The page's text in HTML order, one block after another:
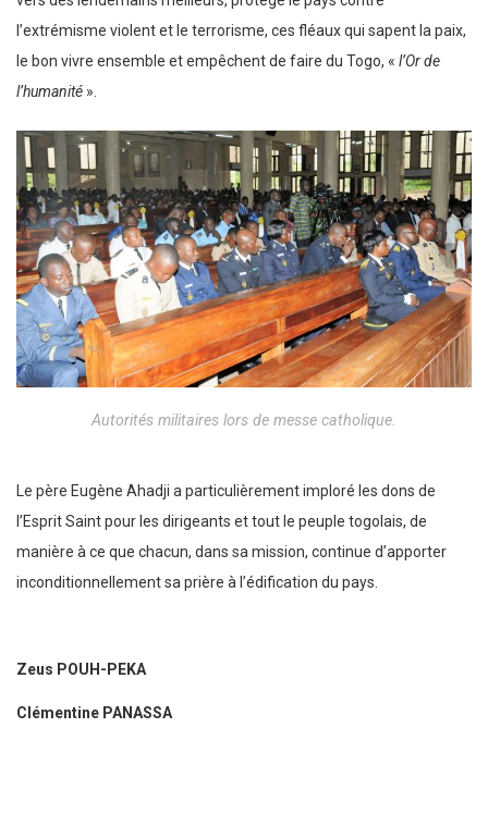
l’extrémisme violent et le terrorisme, ces fléaux qui sapent la paix,
le bon vivre ensemble et empêchent de faire du Togo, « l’Or de
l’humanité ».
Autorités militaires lors de messe catholique.
Le père Eugène Ahadji a particulièrement imploré les dons de
l’Esprit Saint pour les dirigeants et tout le peuple togolais, de
manière à ce que chacun, dans sa mission, continue d’apporter
inconditionnellement sa prière à l’édification du pays.
Zeus POUH-PEKA
Clémentine PANASSA